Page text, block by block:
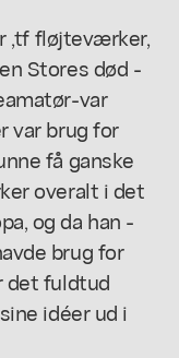
,tf fløjteværker,
Stores død -
var
var brug for
få ganske
overalt i det
og da han -
brug for
det fuldtud
idéer ud i